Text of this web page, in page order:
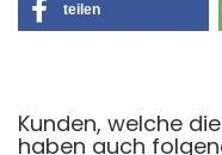
teilen
Kunden, welche
haben auch